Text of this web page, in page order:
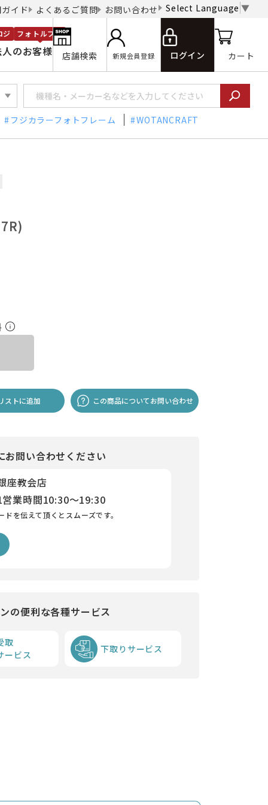
イド よくあるご質問 お問い合わせ Select Language ▼
のお客様
ジ フォトルプロ
店舗検索 新規会員登録 ログイン カート
フジカラーフォトフレーム WOTANCRAFT
ストに追加 この商品についてお問い合わせ
お問い合わせください
座教会店
営業時間10:30～19:30
を伝えて頂くとスムーズです。
の便利な各種サービス
取
ービス
下取りサービス